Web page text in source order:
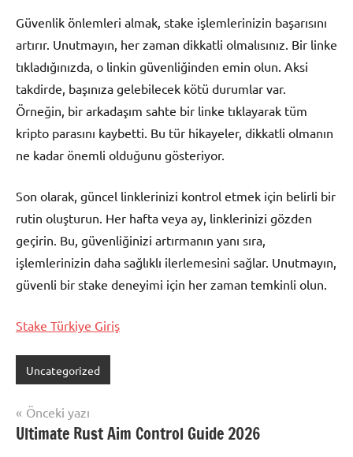
Güvenlik önlemleri almak, stake işlemlerinizin başarısını
artırır. Unutmayın, her zaman dikkatli olmalısınız. Bir linke
tıkladığınızda, o linkin güvenliğinden emin olun. Aksi
takdirde, başınıza gelebilecek kötü durumlar var.
Örneğin, bir arkadaşım sahte bir linke tıklayarak tüm
kripto parasını kaybetti. Bu tür hikayeler, dikkatli olmanın
ne kadar önemli olduğunu gösteriyor.
Son olarak, güncel linklerinizi kontrol etmek için belirli bir
rutin oluşturun. Her hafta veya ay, linklerinizi gözden
geçirin. Bu, güvenliğinizi artırmanın yanı sıra,
işlemlerinizin daha sağlıklı ilerlemesini sağlar. Unutmayın,
güvenli bir stake deneyimi için her zaman temkinli olun.
Stake Türkiye Giriş
Uncategorized
Yazı
gezinmesi
Önceki yazı
Ultimate Rust Aim Control Guide 2026